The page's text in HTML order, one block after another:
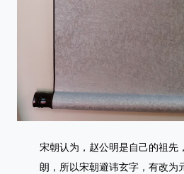
宋朝认为，赵公明是自己的祖先
朗，所以宋朝避讳玄字，有改为